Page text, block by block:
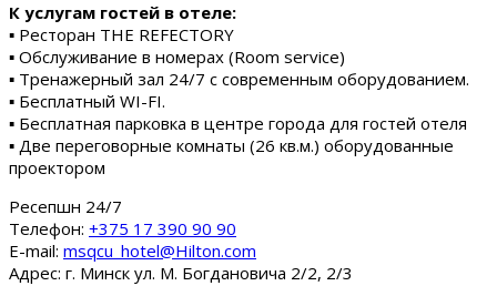
К услугам гостей в отеле:
▪ Ресторан THE REFECTORY
▪ Обслуживание в номерах (Room service)
▪ Тренажерный зал 24/7 с современным оборудованием.
▪ Бесплатный WI-FI.
▪ Бесплатная парковка в центре города для гостей отеля
▪ Две переговорные комнаты (26 кв.м.) оборудованные
проектором
Ресепшн 24/7
Tелефон: +375 17 390 90 90
E-mail: msqcu_hotel@Hilton.com
Адрес: г. Минск ул. М. Богдановича 2/2, 2/3